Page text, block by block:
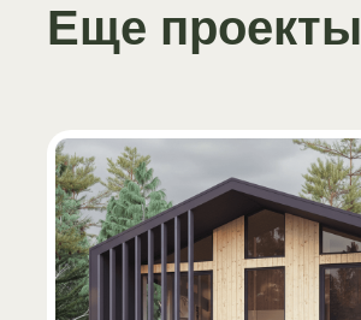
Еще проекты